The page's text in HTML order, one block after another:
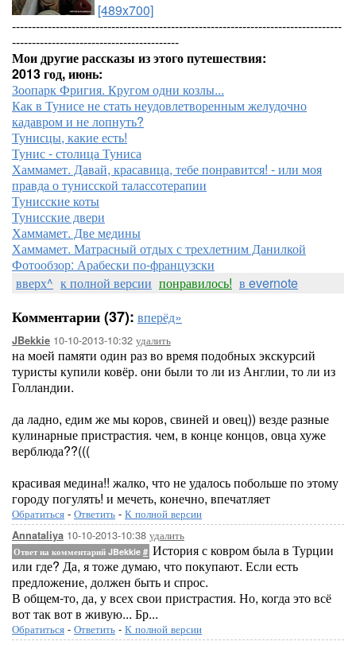
[489x700]
-----------------------------------------------------------------------------------
------------------------------------------
Мои другие рассказы из этого путешествия:
2013 год, июнь:
Зоопарк Фригия. Кругом одни козлы...
Как в Тунисе не стать неудовлетворенным желудочно
кадавром и не лопнуть?
Тунисцы, какие есть!
Тунис - столица Туниса
Хаммамет. Давай, красавица, тебе понравится! - или моя
правда о тунисской талассотерапии
Тунисские коты
Тунисские двери
Хаммамет. Две медины
Хаммамет. Матрасный отдых с трехлетним Данилкой
Фотообзор: Арабески по-французски
вверх^ к полной версии понравилось! в evernote
Комментарии (37): вперёд»
JBekkie 10-10-2013-10:32 удалить
на моей памяти один раз во время подобных экскурсий
туристы купили ковёр. они были то ли из Англии, то ли из
Голландии.
да ладно, едим же мы коров, свиней и овец)) везде разные
кулинарные пристрастия. чем, в конце концов, овца хуже
верблюда??(((
красивая медина!! жалко, что не удалось побольше по этому
городу погулять! и мечеть, конечно, впечатляет
Обратиться - Ответить - К полной версии
Annataliya 10-10-2013-10:38 удалить
Ответ на комментарий JBekkie # История с ковром была в Турции
или где? Да, я тоже думаю, что покупают. Если есть
предложение, должен быть и спрос.
В общем-то, да, у всех свои пристрастия. Но, когда это всё
вот так вот в живую... Бр...
Обратиться - Ответить - К полной версии